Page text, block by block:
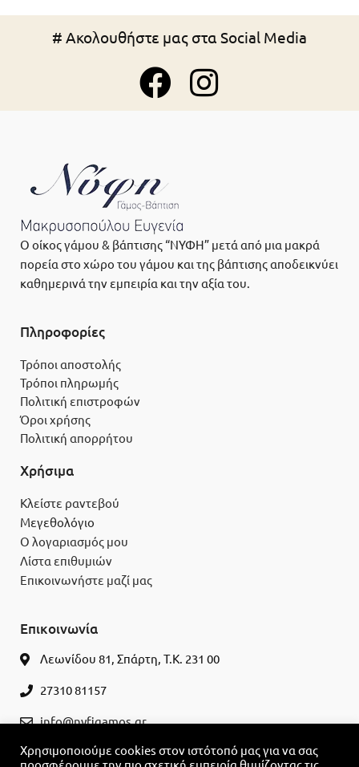
# Ακολουθήστε μας στα Social Media
Ο οίκος γάμου & βάπτισης “ΝΥΦΗ” μετά από μια μακρά
πορεία στο χώρο του γάμου και της βάπτισης αποδεικνύει
καθημερινά την εμπειρία και την αξία του.
Πληροφορίες
Τρόποι αποστολής
Τρόποι πληρωμής
Πολιτική επιστροφών
Όροι χρήσης
Πολιτική απορρήτου
Χρήσιμα
Κλείστε ραντεβού
Μεγεθολόγιο
Ο λογαριασμός μου
Λίστα επιθυμιών
Επικοινωνήστε μαζί μας
Επικοινωνία
Λεωνίδου 81, Σπάρτη, Τ.Κ. 231 00
27310 81157
info@nyfigamos.gr
ΚΛΕΊΣΤΕ ΡΑΝΤΕΒΟΎ
Χρησιμοποιούμε cookies στον ιστότοπό μας για να σας